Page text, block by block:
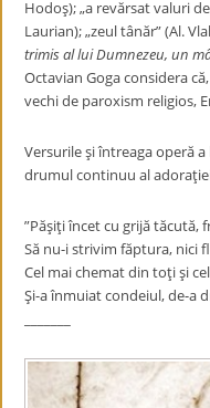
Hodoş); „a revărsat valuri
Laurian); „zeul tânăr” (Al.
trimis al lui Dumnezeu, un
Octavian Goga considera
vechi de paroxism religios,
Versurile şi întreaga operă
drumul continuu al
”Păşiţi încet cu grijă tăcută,
Să nu-i strivim făptura, nici
Cel mai chemat din toţi şi
Şi-a înmuiat condeiul, de-a